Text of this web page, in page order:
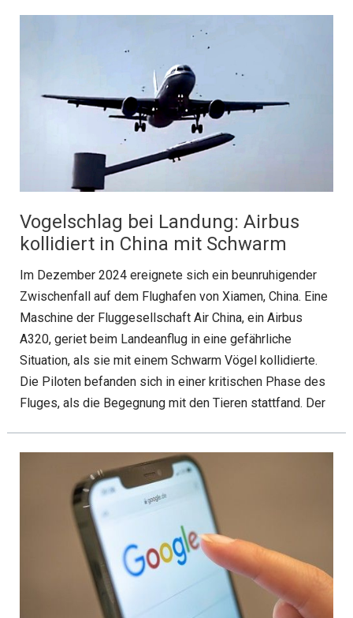
Vogelschlag bei Landung: Airbus
kollidiert in China mit Schwarm
Im Dezember 2024 ereignete sich ein beunruhigender
Zwischenfall auf dem Flughafen von Xiamen, China. Eine
Maschine der Fluggesellschaft Air China, ein Airbus
A320, geriet beim Landeanflug in eine gefährliche
Situation, als sie mit einem Schwarm Vögel kollidierte.
Die Piloten befanden sich in einer kritischen Phase des
Fluges, als die Begegnung mit den Tieren stattfand. Der